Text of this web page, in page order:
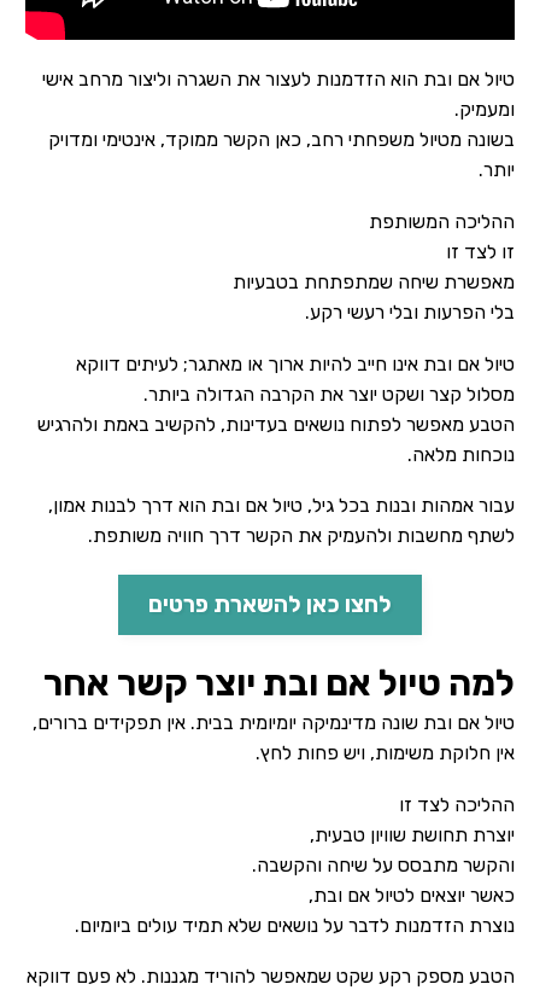
טיול אם ובת הוא הזדמנות לעצור את השגרה וליצור מרחב אישי
ומעמיק.
בשונה מטיול משפחתי רחב, כאן הקשר ממוקד, אינטימי ומדויק
יותר.
ההליכה המשותפת
זו לצד זו
מאפשרת שיחה שמתפתחת בטבעיות
בלי הפרעות ובלי רעשי רקע.
טיול אם ובת אינו חייב להיות ארוך או מאתגר; לעיתים דווקא
מסלול קצר ושקט יוצר את הקרבה הגדולה ביותר.
הטבע מאפשר לפתוח נושאים בעדינות, להקשיב באמת ולהרגיש
נוכחות מלאה.
עבור אמהות ובנות בכל גיל, טיול אם ובת הוא דרך לבנות אמון,
לשתף מחשבות ולהעמיק את הקשר דרך חוויה משותפת.
לחצו כאן להשארת פרטים
למה טיול אם ובת יוצר קשר אחר
טיול אם ובת שונה מדינמיקה יומיומית בבית. אין תפקידים ברורים,
אין חלוקת משימות, ויש פחות לחץ.
ההליכה לצד זו
יוצרת תחושת שוויון טבעית,
והקשר מתבסס על שיחה והקשבה.
כאשר יוצאים לטיול אם ובת,
נוצרת הזדמנות לדבר על נושאים שלא תמיד עולים ביומיום.
הטבע מספק רקע שקט שמאפשר להוריד מגננות. לא פעם דווקא